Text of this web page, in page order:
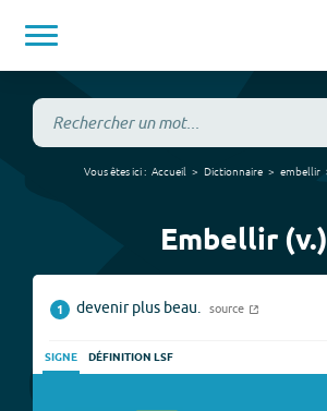
Vous êtes ici : Accueil Dictionnaire embellir
Embellir (v.)
1 devenir plus beau. source
SIGNE DÉFINITION LSF